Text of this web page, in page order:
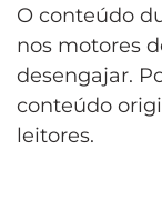
O conteúdo
nos motores
desengajar.
conteúdo
leitores.